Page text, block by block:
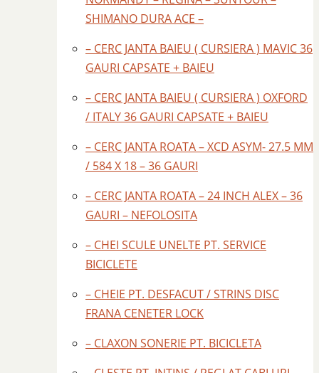
SHIMANO DURA ACE –
– CERC JANTA BAIEU ( CURSIERA ) MAVIC 36
GAURI CAPSATE + BAIEU
– CERC JANTA BAIEU ( CURSIERA ) OXFORD
/ ITALY 36 GAURI CAPSATE + BAIEU
– CERC JANTA ROATA – XCD ASYM- 27.5 MM
/ 584 X 18 – 36 GAURI
– CERC JANTA ROATA – 24 INCH ALEX – 36
GAURI – NEFOLOSITA
– CHEI SCULE UNELTE PT. SERVICE
BICICLETE
– CHEIE PT. DESFACUT / STRINS DISC
FRANA CENETER LOCK
– CLAXON SONERIE PT. BICICLETA